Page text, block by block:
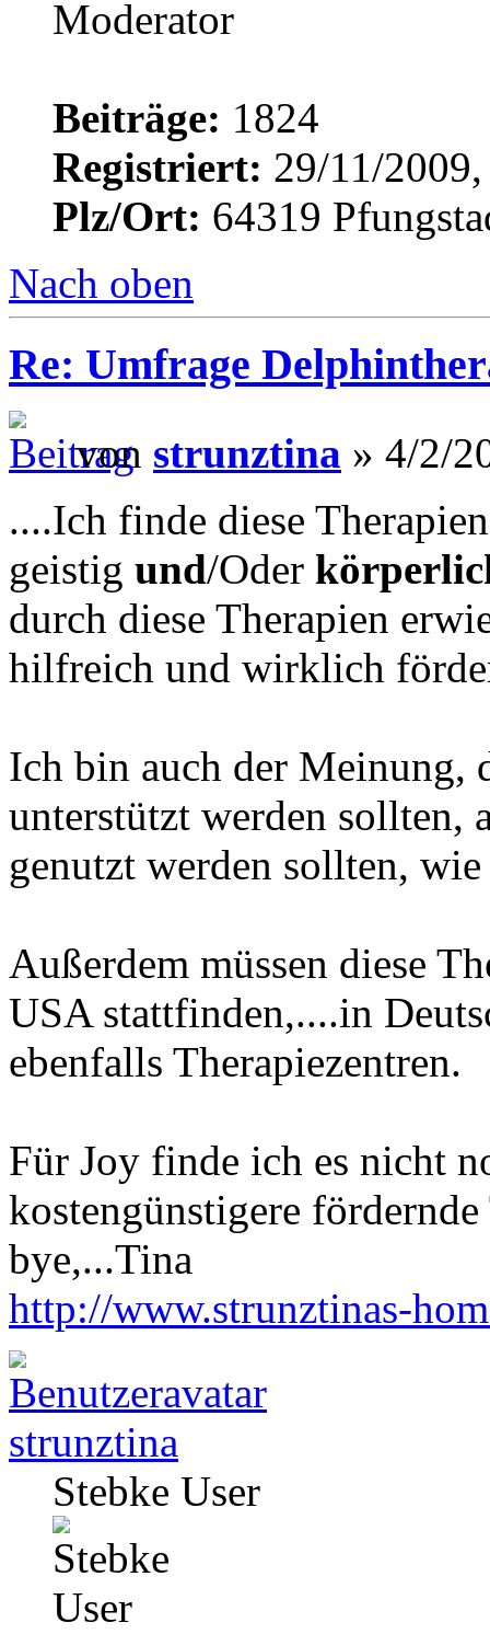
Beiträge: 1824
Registriert: 29/11/
Plz/Ort: 64319
Nach oben
Re: Umfrage
von strunztina » 4/2/
....Ich finde diese
geistig und/Oder
durch diese Therapien
hilfreich und wirklich
Ich bin auch der Meinung,
unterstützt werden sollten,
genutzt werden sollten,
Außerdem müssen diese
USA stattfinden,....in
ebenfalls Therapiezentren.
Für Joy finde ich es nicht
kostengünstigere
bye,...Tina
http://www.strunztinas-
strunztina
Stebke User